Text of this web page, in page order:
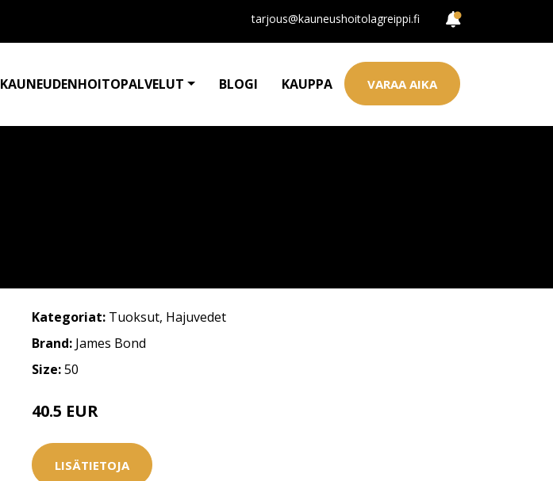
tarjous@kauneushoitolagreippi.fi
KAUNEUDENHOITOPALVELUT BLOGI KAUPPA VARAA AIKA
Kategoriat: Tuoksut, Hajuvedet
Brand: James Bond
Size:50
40.5 EUR
LISÄTIETOJA